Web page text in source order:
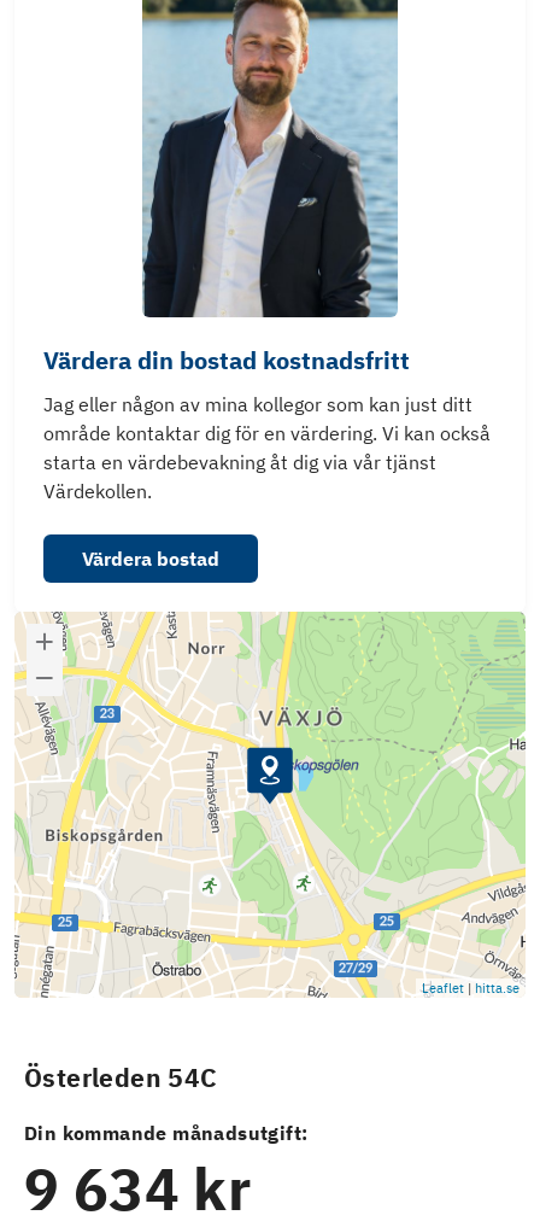
Värdera din bostad kostnadsfritt
Jag eller någon av mina kollegor som kan just ditt
område kontaktar dig för en värdering. Vi kan också
starta en värdebevakning åt dig via vår tjänst
Värdekollen.
Värdera bostad
Leaflet | hitta.se
Österleden 54C
Din kommande månadsutgift:
9 634 kr